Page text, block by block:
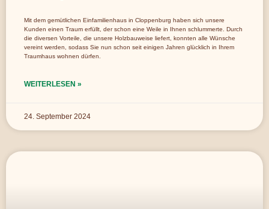
Mit dem gemütlichen Einfamilienhaus in Cloppenburg haben sich unsere
Kunden einen Traum erfüllt, der schon eine Weile in Ihnen schlummerte. Durch
die diversen Vorteile, die unsere Holzbauweise liefert, konnten alle Wünsche
vereint werden, sodass Sie nun schon seit einigen Jahren glücklich in Ihrem
Traumhaus wohnen dürfen.
WEITERLESEN »
24. September 2024